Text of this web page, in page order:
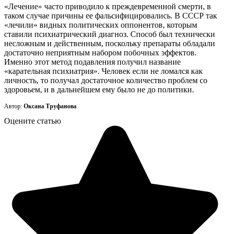
«Лечение» часто приводило к преждевременной смерти, в
таком случае причины ее фальсифицировались. В СССР так
«лечили» видных политических оппонентов, которым
ставили психиатрический диагноз. Способ был технически
несложным и действенным, поскольку препараты обладали
достаточно неприятным набором побочных эффектов.
Именно этот метод подавления получил название
«карательная психиатрия». Человек если не ломался как
личность, то получал достаточное количество проблем со
здоровьем, и в дальнейшем ему было не до политики.
Автор: Оксана Труфанова
Оцените статью